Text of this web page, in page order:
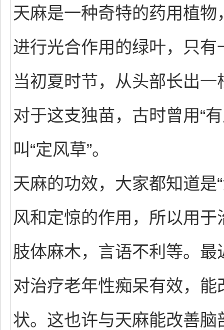
天麻是一种奇特的药用植
进行光合作用的绿叶，只
当初夏时节，从头部长出
对于这支独苗，古时曾用“
叫“定风草”。
天麻的功效，大家都知道是
风和定惊的作用，所以用
肢体麻木，言语不利等。
对治疗老年性痴呆有效，
状。这也许与天麻能改善脑